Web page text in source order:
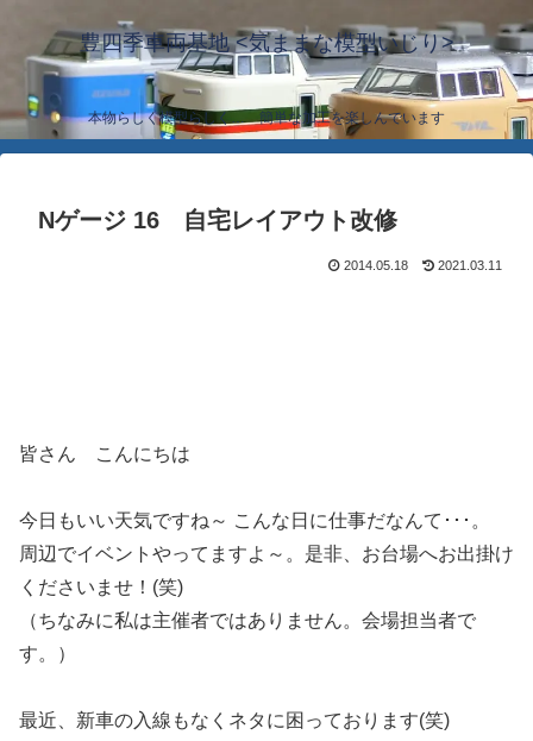
豊四季車両基地 <気ままな模型いじり>
本物らしく模型らしく… 簡単な加工を楽しんでいます
Nゲージ 16 自宅レイアウト改修
2014.05.18 2021.03.11
皆さん こんにちは
今日もいい天気ですね～ こんな日に仕事だなんて･･･。
周辺でイベントやってますよ～。是非、お台場へお出掛け
くださいませ！(笑)
（ちなみに私は主催者ではありません。会場担当者で
す。）
最近、新車の入線もなくネタに困っております(笑)